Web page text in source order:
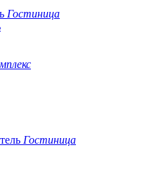
Гостиница
Гостиница